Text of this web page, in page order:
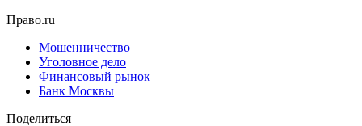
Право.ru
Мошенничество
Уголовное дело
Финансовый рынок
Банк Москвы
Поделиться